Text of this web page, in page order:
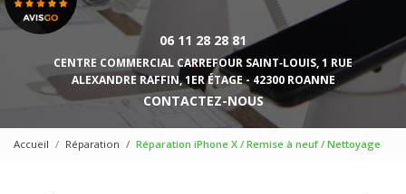
06 11 28 28 81
CENTRE COMMERCIAL CARREFOUR SAINT‑LOUIS, 1 RUE
ALEXANDRE RAFFIN, 1ER ÉTAGE - 42300 ROANNE
CONTACTEZ-NOUS
Accueil Réparation Réparation iPhone X / Remise à neuf / Nettoyage